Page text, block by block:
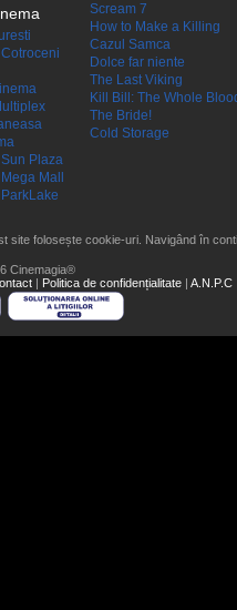
Plaza
Mall
Scream 7
How to Make a Killing
Cazul Samca
Dolce far niente
The Last Viking
Kill Bill: The Whole
The Bride!
Cold Storage
site folosește cookie-uri. Navigând în
Cinemagia®
| Politica de confidențialitate | A.N.P.C